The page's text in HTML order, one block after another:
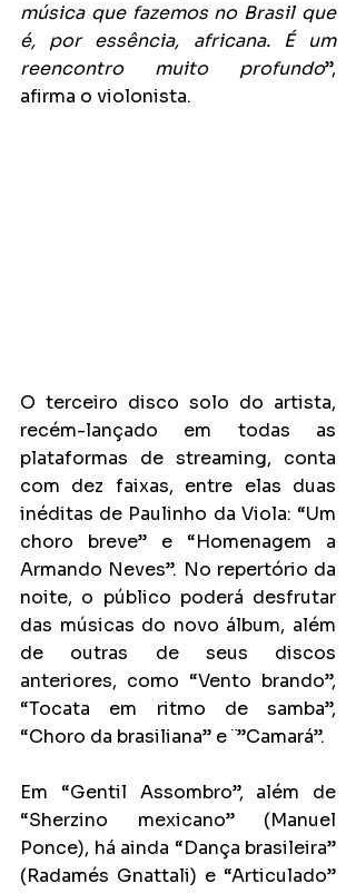
música que fazemos no Brasil que
é, por essência, africana. É um
reencontro muito profundo”,
afirma o violonista.
O terceiro disco solo do artista,
recém-lançado em todas as
plataformas de streaming, conta
com dez faixas, entre elas duas
inéditas de Paulinho da Viola: “Um
choro breve” e “Homenagem a
Armando Neves”. No repertório da
noite, o público poderá desfrutar
das músicas do novo álbum, além
de outras de seus discos
anteriores, como “Vento brando”,
“Tocata em ritmo de samba”,
“Choro da brasiliana” e ¨”Camará”.
Em “Gentil Assombro”, além de
“Sherzino mexicano” (Manuel
Ponce), há ainda “Dança brasileira”
(Radamés Gnattali) e “Articulado”